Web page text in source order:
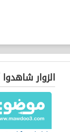
الزوار